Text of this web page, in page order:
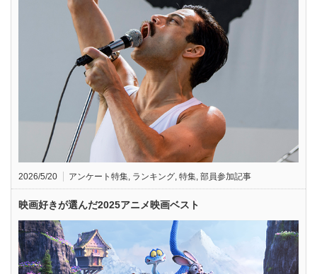
2026/5/20 アンケート特集, ランキング, 特集, 部員参加記事
映画好きが選んだ2025アニメ映画ベスト